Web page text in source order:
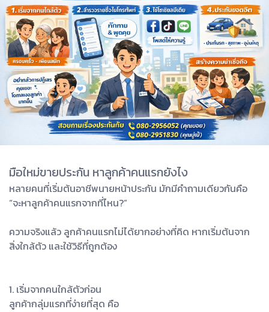
มือใหม่ขายประกัน หาลูกค้าคนแรกยังไง
หลายคนที่เริ่มต้นอาชีพนายหน้าประกัน มักมีคำถามเดียวกันคือ
“จะหาลูกค้าคนแรกจากที่ไหน?”
ความจริงแล้ว ลูกค้าคนแรกไม่ได้ยากอย่างที่คิด หากเริ่มต้นจาก
สิ่งใกล้ตัว และใช้วิธีที่ถูกต้อง
1. เริ่มจากคนใกล้ตัวก่อน
ลูกค้ากลุ่มแรกที่ง่ายที่สุด คือ